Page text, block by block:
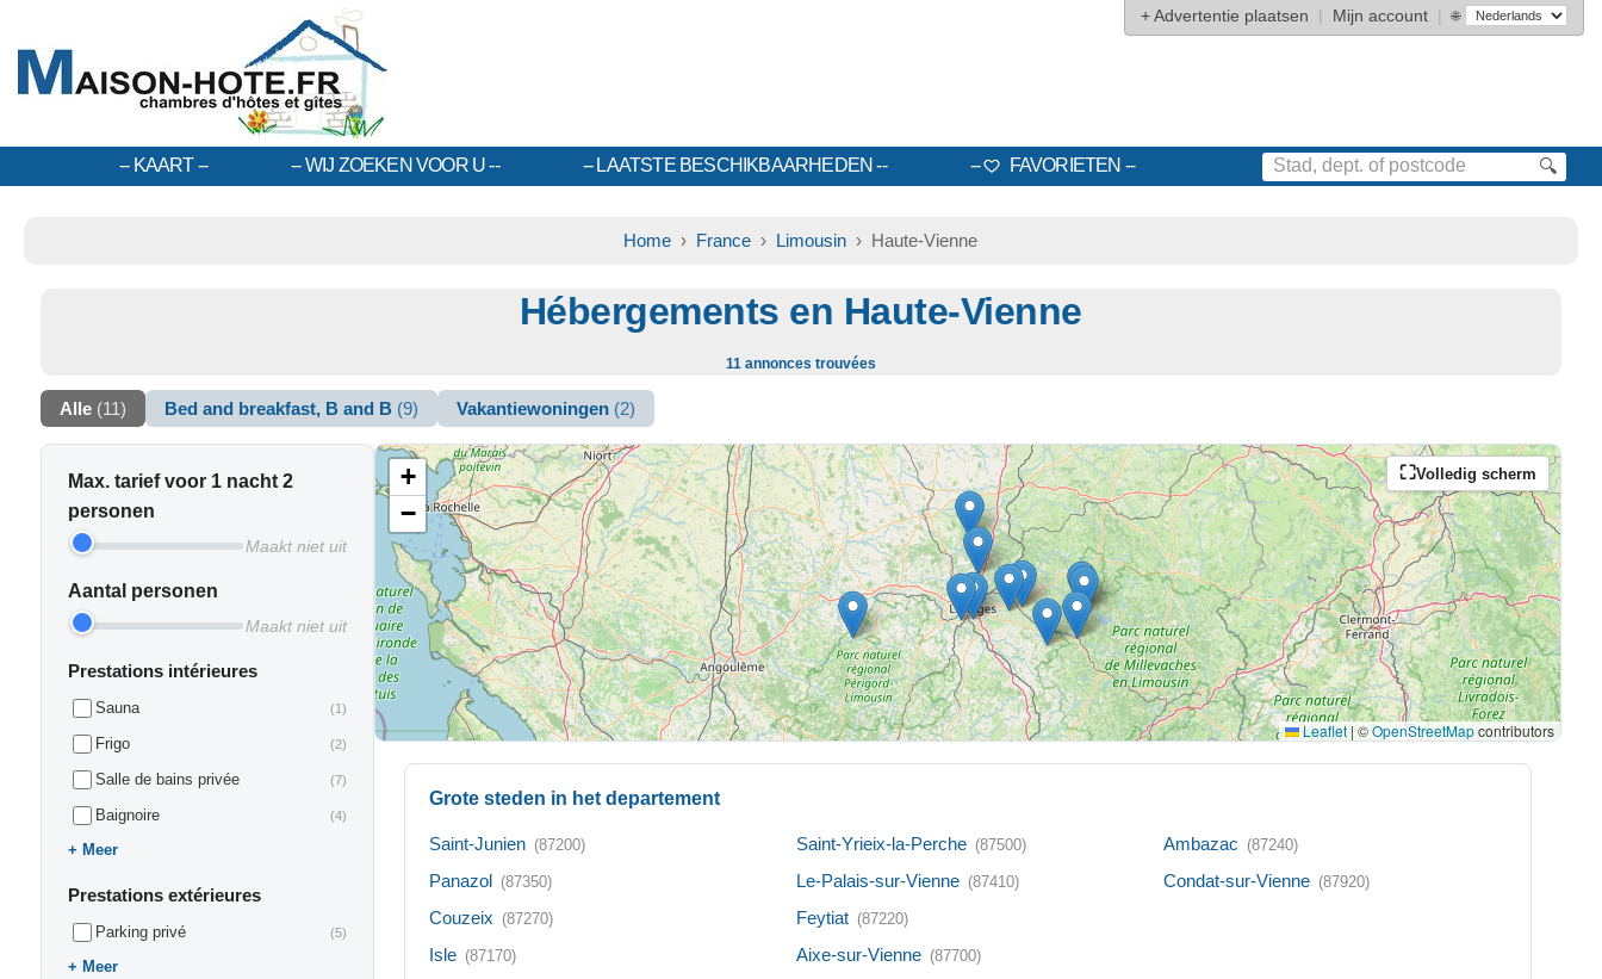
+Advertentie plaatsen | Mijn account | 🌐
KAART WIJ ZOEKEN VOOR U LAATSTE BESCHIKBAARHEDEN FAVORIETEN 🔍
Home › France › Limousin › Haute-Vienne
Hébergements en Haute-Vienne
11 annonces trouvées
Alle (11) Bed and breakfast, B and B (9) Vakantiewoningen (2)
Max. tarief voor 1 nacht 2
personen
Maakt niet uit
Aantal personen
Maakt niet uit
Prestations intérieures
Sauna (1)
Frigo (2)
Salle de bains privée (7)
Baignoire (4)
Meer
Prestations extérieures
Parking privé (5)
Meer
Volledig scherm
+
−
Leaflet | ©OpenStreetMapcontributors
Grote steden in het departement
Saint-Junien (87200)
Panazol (87350)
Couzeix (87270)
Isle (87170)
Saint-Yrieix-la-Perche (87500)
Le-Palais-sur-Vienne (87410)
Feytiat (87220)
Aixe-sur-Vienne (87700)
Ambazac (87240)
Condat-sur-Vienne (87920)